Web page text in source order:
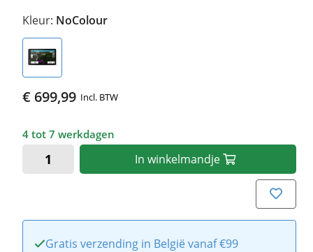
Kleur: NoColour
€ 699,99 Incl. BTW
4 tot 7 werkdagen
In winkelmandje
Gratis verzending in België vanaf €99